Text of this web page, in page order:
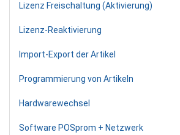
Lizenz Freischaltung (Aktivierung)
Lizenz-Reaktivierung
Import-Export der Artikel
Programmierung von Artikeln
Hardwarewechsel
Software POSprom + Netzwerk